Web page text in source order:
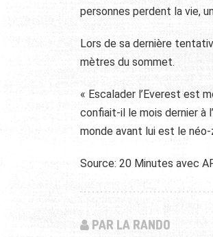
personnes perdent la vie,
Lors de sa dernière
mètres du sommet.
« Escalader l’Everest est
confiait-il le mois dernier à
monde avant lui est le
Source: 20 Minutes avec
PAR LA RANDO